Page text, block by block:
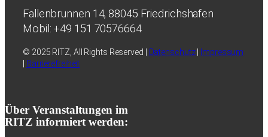
Fallenbrunnen 14, 88045 Friedrichshafen
Mobil: +49 151 70576664
© 2025 RITZ, All Rights Reserved | Datenschutz|
Impressum
Barrierefreiheit
Über Veranstaltungen im
RITZ informiert werden: